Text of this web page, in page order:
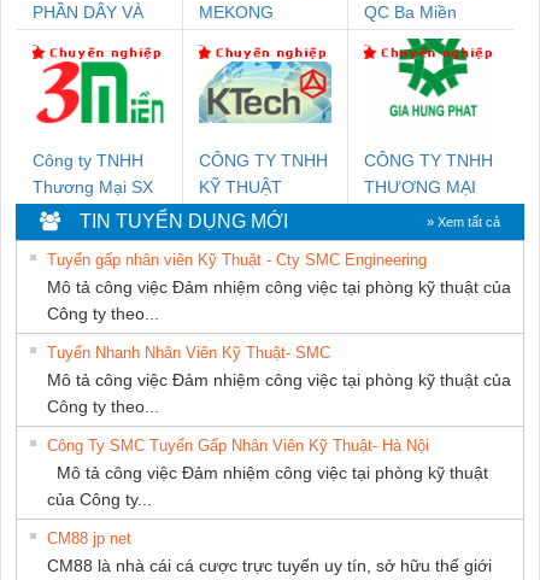
PHẦN DÂY VÀ
THƯỢNG ĐÌNH
MEKONG
SUPPLY
QC Ba Miền
Công ty TNHH
Thương Mại SX
Ba Miền
CÔNG TY TNHH
KỸ THUẬT
KTECH VIỆT
NAM
CÔNG TY TNHH
THƯƠNG MẠI
DỊCH VỤ KỸ
THUẬT ĐIỆN CƠ
GIA HƯNG
PHÁT
TIN TUYỂN DỤNG MỚI » Xem tất cả
Tuyển gấp nhân viên Kỹ Thuật - Cty SMC Engineering
Mô tả công việc Đảm nhiệm công việc tại phòng kỹ thuật của
Công ty theo...
Tuyển Nhanh Nhân Viên Kỹ Thuật- SMC
Mô tả công việc Đảm nhiệm công việc tại phòng kỹ thuật của
Công ty theo...
Công Ty SMC Tuyển Gấp Nhân Viên Kỹ Thuật- Hà Nội
Mô tả công việc Đảm nhiệm công việc tại phòng kỹ thuật
của Công ty...
CM88 jp net
CM88 là nhà cái cá cược trực tuyến uy tín, sở hữu thế giới